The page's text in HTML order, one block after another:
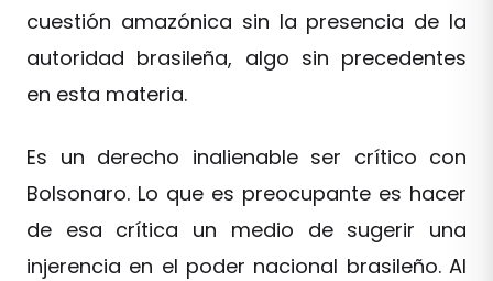
cuestión amazónica sin la presencia de la
autoridad brasileña, algo sin precedentes
en esta materia.
Es un derecho inalienable ser crítico con
Bolsonaro. Lo que es preocupante es hacer
de esa crítica un medio de sugerir una
injerencia en el poder nacional brasileño. Al